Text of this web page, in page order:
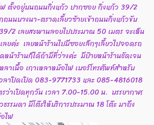
ฟ ตั้งอยู่บนถนนกิ่งแก้ว ปากซอย กิ่งแก้ว 39/2
ถนนบางนา-ตราดเลี้ยวซ้ายเข้าถนนกิ่งแก้วขับ
2 เลยสะพานลอยไปประมาณ 50 เมตร จะเห็น
ยค่ะ เลยหน้าร้านไปมีซอยเล็กๆเลี้ยวไปจอดรถ
น้าร้านก็ได้ถ้ามีที่ว่างค่ะ มีป้ายหน้าร้านชัดเจน
ลาเนื้อ เกาเหลาหม้อไฟ เบอร์โทรศัพท์สำหรับ
ลาปิดเปิด 083-9771733 และ 085-4816018
รว่าเปิดทุกวัน เวลา 7.00-15.00 น. บรรยากาศ
รรมดา มีโต๊ะให้บริการประมาณ 18 โต๊ะ มาถึง
ไฟ